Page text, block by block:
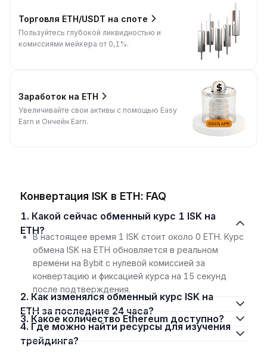
Торговля ETH/USDT на споте
Пользуйтесь глубокой ликвидностью и
комиссиями мейкера от 0,1%.
Заработок на ETH
Увеличивайте свои активы с помощью Easy
Earn и Ончейн Earn.
Конвертация ISK в ETH: FAQ
1. Какой сейчас обменный курс 1 ISK на
ETH?
В настоящее время 1 ISK стоит около 0 ETH. Курс
обмена ISK на ETH обновляется в реальном
времени на Bybit с нулевой комиссией за
конвертацию и фиксацией курса на 15 секунд
после подтверждения.
2. Как изменялся обменный курс ISK на
ETH за последние 24 часа?
3. Какое количество Ethereum доступно?
4. Где можно найти ресурсы для изучения
трейдинга?